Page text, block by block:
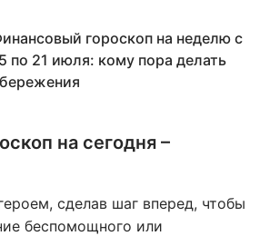
гороскоп на неделю с
по 21 июля: кому пора делать
на сегодня –
сделав шаг вперед, чтобы
беспомощного или